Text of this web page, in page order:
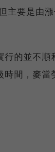
主要是由
的並不
間，麥